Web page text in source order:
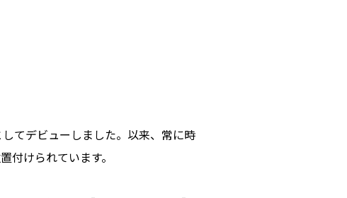
てデビューしました。以来、常に時
付けられています。